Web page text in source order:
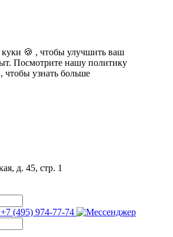
куки 🍪 , чтобы улучшить ваш
Посмотрите нашу политику
чтобы узнать больше
д. 45, стр. 1
+7 (495) 974-77-74